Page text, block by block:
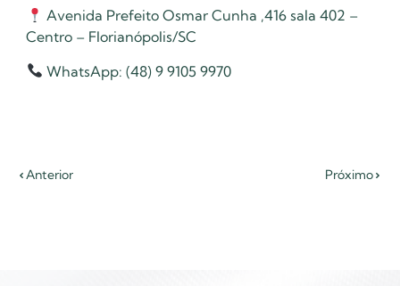
Avenida Prefeito Osmar Cunha ,416 sala 402 –
Centro – Florianópolis/SC
WhatsApp: (48) 9 9105 9970
Anterior Próximo